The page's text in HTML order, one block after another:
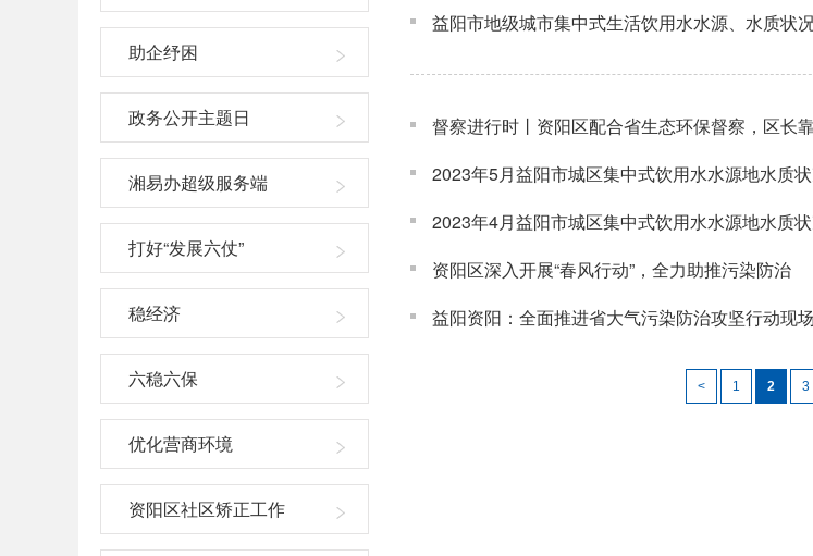
助企纾困
政务公开主题日
湘易办超级服务端
打好“发展六仗”
稳经济
六稳六保
优化营商环境
资阳区社区矫正工作
益阳市地级城市集中式生活饮用水水源、水质状
督察进行时丨资阳区配合省生态环保督察，区长
2023年5月益阳市城区集中式饮用水水源地水质
2023年4月益阳市城区集中式饮用水水源地水质
资阳区深入开展“春风行动”，全力助推污染防治
益阳资阳：全面推进省大气污染防治攻坚行动现
< 1 2 3